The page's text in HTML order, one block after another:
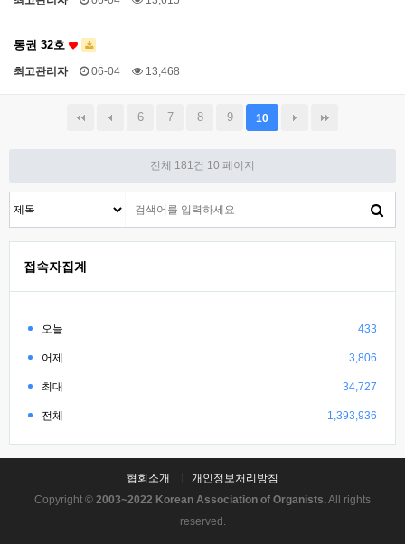
통권 32호
최고관리자 06-04 13,468
6 7 8 9 10
전체 181건 10 페이지
접속자집계
오늘 433
어제 3,806
최대 34,727
전체 1,393,936
협회소개
개인정보처리방침
Copyright © 2003~2022 Korean Association of Organists.All rights
reserved.